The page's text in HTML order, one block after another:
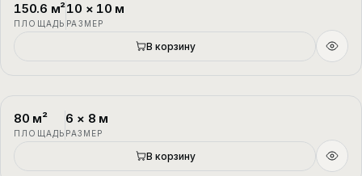
П-3
150.6 м²
ПЛОЩАДЬ
10 × 10 м
РАЗМЕР
В корзину
П-4
80 м²
ПЛОЩАДЬ
6 × 8 м
РАЗМЕР
В корзину